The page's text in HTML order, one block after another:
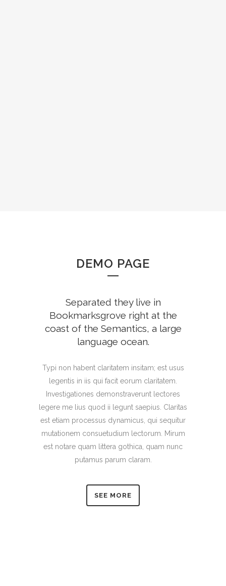
DEMO PAGE
Separated they live in
Bookmarksgrove right at the
coast of the Semantics, a large
language ocean.
Typi non habent claritatem insitam; est usus
legentis in iis qui facit eorum claritatem.
Investigationes demonstraverunt lectores
legere me lius quod ii legunt saepius. Claritas
est etiam processus dynamicus, qui sequitur
mutationem consuetudium lectorum. Mirum
est notare quam littera gothica, quam nunc
putamus parum claram.
SEE MORE